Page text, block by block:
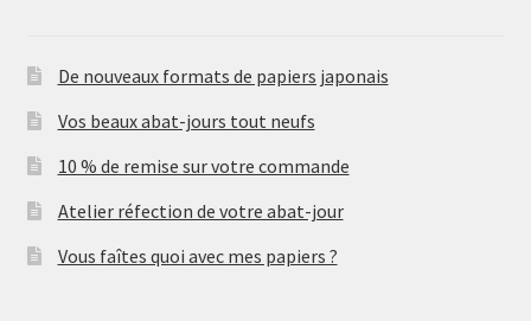
De nouveaux formats de papiers japonais
Vos beaux abat-jours tout neufs
10 % de remise sur votre commande
Atelier réfection de votre abat-jour
Vous faîtes quoi avec mes papiers ?